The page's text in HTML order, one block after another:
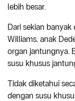
lebih besar.
Dari sekian
Williams, anak
organ jantungnya.
susu khusus
Tidak diketahui
dengan susu